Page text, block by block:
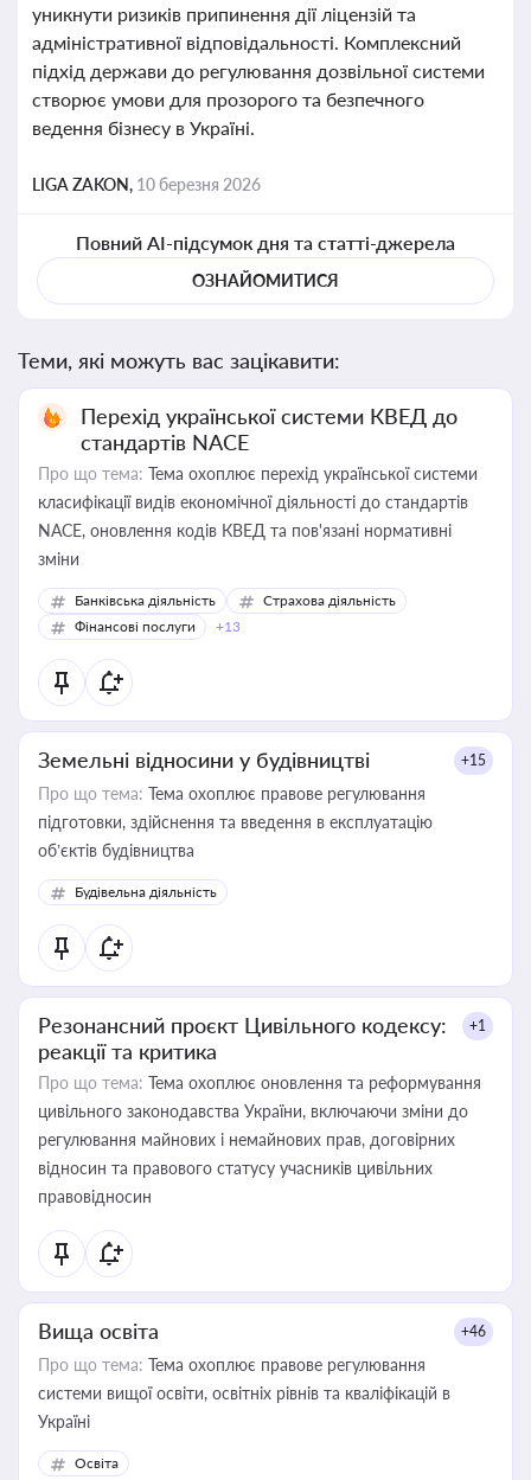
уникнути ризиків припинення дії ліцензій та
адміністративної відповідальності. Комплексний
підхід держави до регулювання дозвільної системи
створює умови для прозорого та безпечного
ведення бізнесу в Україні.
LIGA ZAKON, 10 березня 2026
Повний AI-підсумок дня та статті-джерела
ОЗНАЙОМИТИСЯ
Теми, які можуть вас зацікавити:
Перехід української системи КВЕД до
стандартів NACE
Про що тема: Тема охоплює перехід української системи
класифікації видів економічної діяльності до стандартів
NACE, оновлення кодів КВЕД та пов'язані нормативні
зміни
Банківська діяльність
Страхова діяльність
Фінансові послуги
+13
Земельні відносини у будівництві +15
Про що тема: Тема охоплює правове регулювання
підготовки, здійснення та введення в експлуатацію
об’єктів будівництва
Будівельна діяльність
Резонансний проєкт Цивільного кодексу:
реакції та критика
+1
Про що тема: Тема охоплює оновлення та реформування
цивільного законодавства України, включаючи зміни до
регулювання майнових і немайнових прав, договірних
відносин та правового статусу учасників цивільних
правовідносин
Вища освіта +46
Про що тема: Тема охоплює правове регулювання
системи вищої освіти, освітніх рівнів та кваліфікацій в
Україні
Освіта